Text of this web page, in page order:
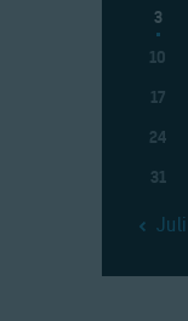
3
10
17
24
31
« Juli